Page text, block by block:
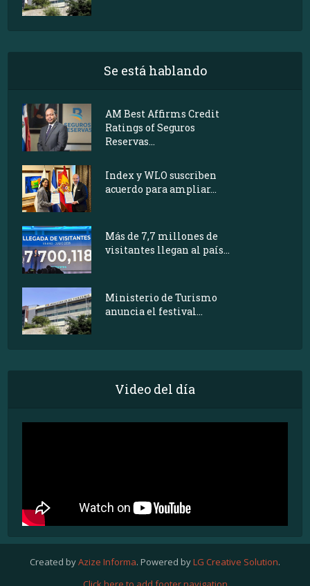
Se está hablando
AM Best Affirms Credit
Ratings of Seguros
Reservas...
Index y WLO suscriben
acuerdo para ampliar...
Más de 7,7 millones de
visitantes llegan al país...
Ministerio de Turismo
anuncia el festival...
Video del día
Created byAzize Informa. Powered byLG Creative Solution.